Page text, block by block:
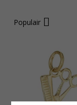
Populair